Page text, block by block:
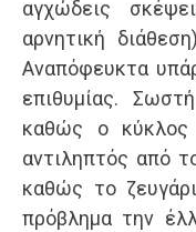
αγχώδεις
αρνητική
Αναπόφευκτα
επιθυμίας.
καθώς ο κύκλος
αντιληπτός από
καθώς το
πρόβλημα την